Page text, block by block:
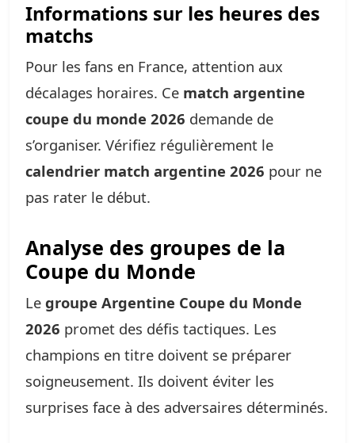
Informations sur les heures des
matchs
Pour les fans en France, attention aux
décalages horaires. Ce match argentine
coupe du monde 2026 demande de
s’organiser. Vérifiez régulièrement le
calendrier match argentine 2026 pour ne
pas rater le début.
Analyse des groupes de la
Coupe du Monde
Le groupe Argentine Coupe du Monde
2026 promet des défis tactiques. Les
champions en titre doivent se préparer
soigneusement. Ils doivent éviter les
surprises face à des adversaires déterminés.